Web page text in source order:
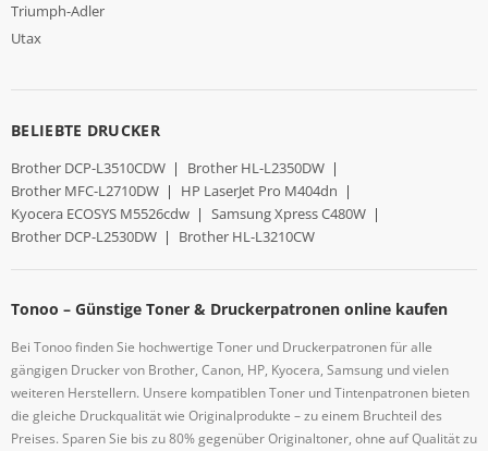
Triumph-Adler
Utax
BELIEBTE DRUCKER
Brother DCP-L3510CDW | Brother HL-L2350DW |
Brother MFC-L2710DW | HP LaserJet Pro M404dn |
Kyocera ECOSYS M5526cdw | Samsung Xpress C480W |
Brother DCP-L2530DW | Brother HL-L3210CW
Tonoo – Günstige Toner & Druckerpatronen online kaufen
Bei Tonoo finden Sie hochwertige Toner und Druckerpatronen für alle
gängigen Drucker von Brother, Canon, HP, Kyocera, Samsung und vielen
weiteren Herstellern. Unsere kompatiblen Toner und Tintenpatronen bieten
die gleiche Druckqualität wie Originalprodukte – zu einem Bruchteil des
Preises. Sparen Sie bis zu 80% gegenüber Originaltoner, ohne auf Qualität zu